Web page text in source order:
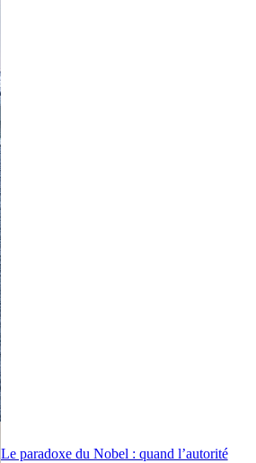
Le paradoxe du Nobel : quand l’autorité